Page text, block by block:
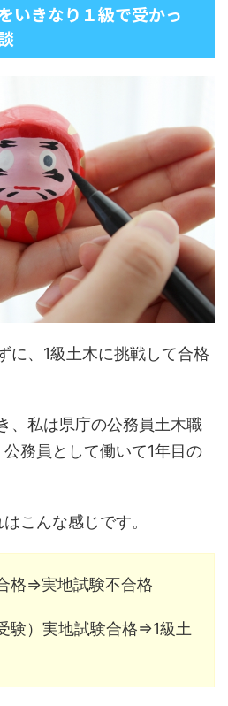
いきなり１級で受かっ
に、1級土木に挑戦して合格
、私は県庁の公務員土木職
務員として働いて1年目の
こんな感じです。
格⇒実地試験不合格
）実地試験合格⇒1級土